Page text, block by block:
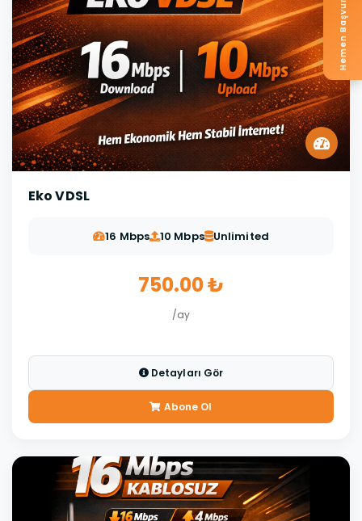
Hemen Başvur
Eko VDSL
16 Mbps 10 Mbps Unlimited
750.00 ₺
/ay
Detayları Gör
Abone Ol